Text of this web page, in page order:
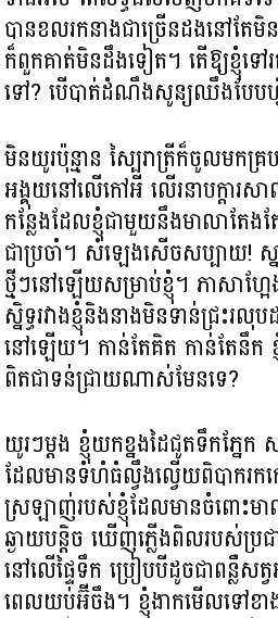
បានខលរកនាងជាច្រើនដងនៅត
ក៏ពួកគាត់មិនដឹងទៀត។ តើឱ្យខ្ញុំទៅ
ទៅ? បើបាត់ដំណឹងសូន្យឈឹងបែប
មិនយូរប៉ុន្មាន ស្បៃរាត្រីក៏ចូលមកគ្រ
អង្គុយនៅលើកៅអី លើរនាបក្តារ
កន្លែងដែលខ្ញុំជាមួយនឹងមាលាតែង
ជាប្រចាំ។ សំឡេងសើចសប្បាយ!
ថ្មីៗនៅឡើយសម្រាប់ខ្ញុំ។ ភាសាហ្
ស្និទ្ធរវាងខ្ញុំនិងនាងមិនទាន់ជ្រះរ
នៅឡើយ។ កាន់តែគិត កាន់តែនឹក ខ្
ពិតជាទន់ជ្រាយណាស់មែនទេ?
យូរៗម្តង ខ្ញុំយកខ្នងដៃជូតទឹកភ្នែ
ដែលមានទំហំធំល្វឹងល្វើយពិបាករក
ស្រឡាញ់របស់ខ្ញុំដែលមានចំពោះមា
ឆ្ងាយបន្តិច ឃើញភ្លើងពិលរបស់ប្រ
នៅលើផ្ទៃទឹក ប្រៀបបីដូចជាពន្លឺស
ពេលយប់អ៊ីចឹង។​ ខ្ញុំងាកមើលទៅខា